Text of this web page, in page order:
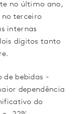
no último ano,
no terceiro
internas
dígitos tanto
de bebidas -
dependência
do